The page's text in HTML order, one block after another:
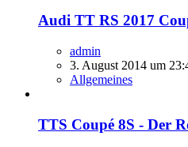
Audi TT RS 2017
admin
3. August 2014 um
Allgemeines
TTS Coupé 8S - Der